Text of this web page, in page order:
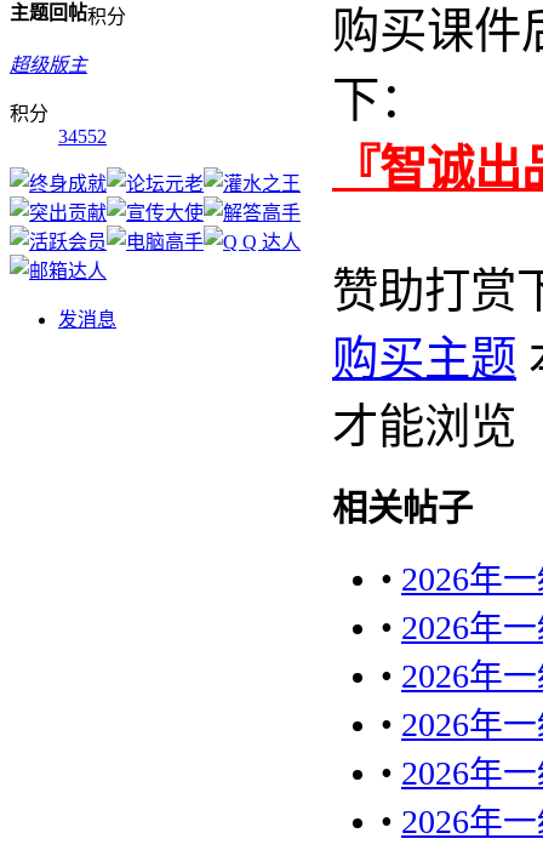
主题回帖积分
超级版主
积分
34552
发消息
购买课件
下：
『智诚
赞助打赏
购买主题
才能浏览
相关帖子
• 2026年
• 2026年
• 2026年
• 2026年
• 2026年
• 2026年